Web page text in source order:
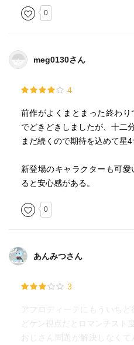
0
meg0130さん
4
前作がよくまとまった終わ
でどきどきしましたが、十二
まだ続くので期待を込めて星4
新登場のキャラクターも可愛
ると安心感がある。
0
あんみつさん
3
アフロディーテにもういち
どケン視点だとロマンチスト
おじさん問題が解決しなく